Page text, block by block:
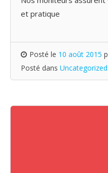
et pratique
Posté le 10 août 2015
Posté dans Uncategorized